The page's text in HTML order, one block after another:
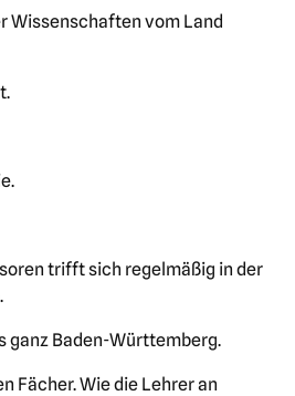
Wissenschaften vom Land
trifft sich regelmäßig in der
ganz Baden-Württemberg.
Fächer. Wie die Lehrer an